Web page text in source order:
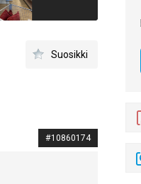
Suosikki
#10860174